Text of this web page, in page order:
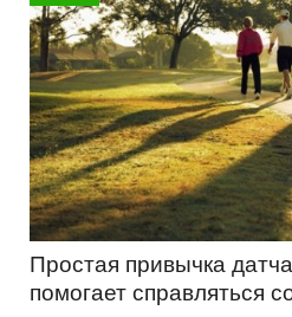
Простая привычка
помогает справляться